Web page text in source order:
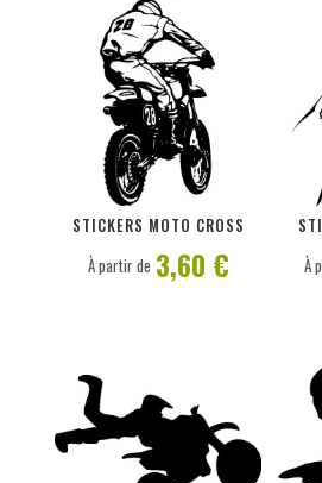
STICKERS MOTO CROSS
PERSONNALISER
À partir de 3,60 € À